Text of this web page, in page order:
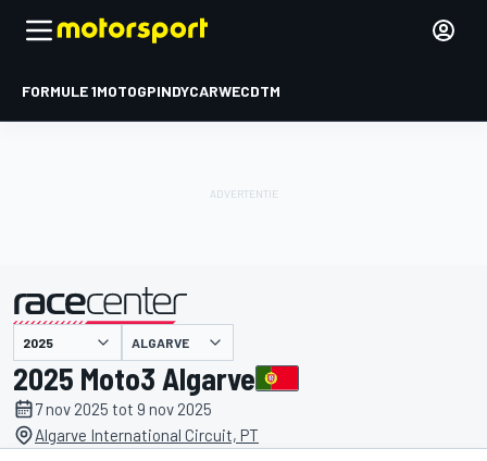
FORMULE 1MOTOGPINDYCARWECDTM
gepresenteerd door ALGARVE
2025 Moto3 Algarve
7 nov 2025 tot 9 nov 2025
Algarve International Circuit, PT